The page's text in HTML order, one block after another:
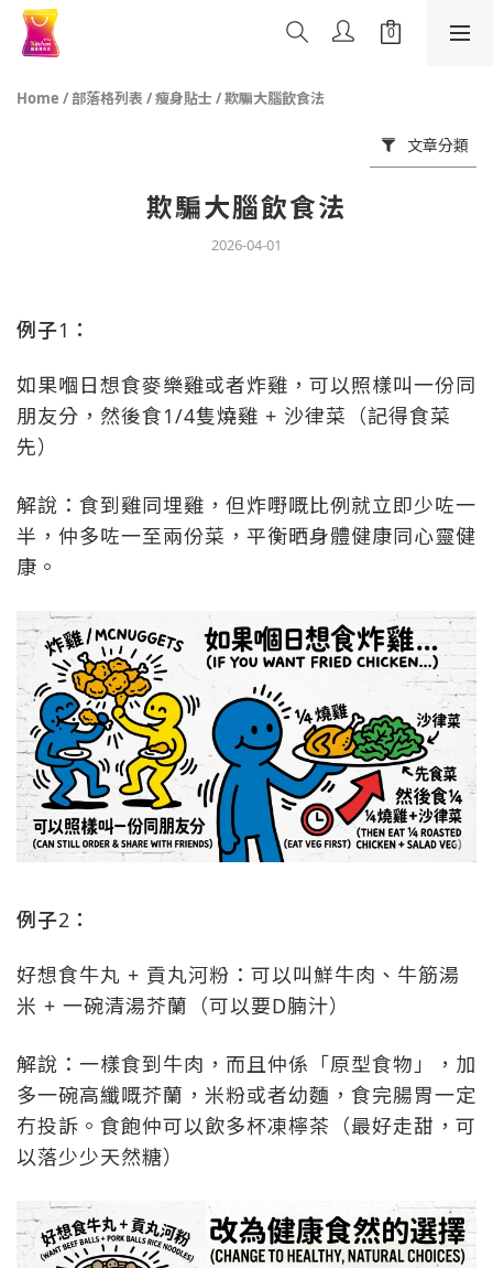
Home / 部落格列表 /瘦身貼士 /欺騙大腦飲食法
文章分類
欺騙大腦飲食法
2026-04-01
例子1：
如果嗰日想食麥樂雞或者炸雞，可以照樣叫一份同
朋友分，然後食1/4隻燒雞 + 沙律菜（記得食菜
先）
解說：食到雞同埋雞，但炸嘢嘅比例就立即少咗一
半，仲多咗一至兩份菜，平衡晒身體健康同心靈健
康。
例子2：
好想食牛丸 + 貢丸河粉：可以叫鮮牛肉、牛筋湯
米 + 一碗清湯芥蘭（可以要D腩汁）
解說：一樣食到牛肉，而且仲係「原型食物」，加
多一碗高纖嘅芥蘭，米粉或者幼麵，食完腸胃一定
冇投訴。食飽仲可以飲多杯凍檸茶（最好走甜，可
以落少少天然糖）